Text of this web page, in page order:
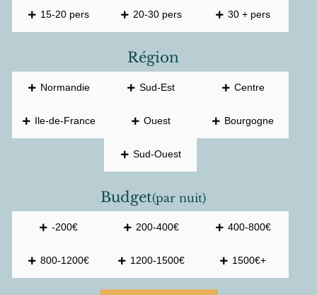
15-20 pers 20-30 pers 30 + pers
Région
Normandie Sud-Est Centre
Ile-de-France Ouest Bourgogne
Sud-Ouest
Budget(par nuit)
-200€ 200-400€ 400-800€
800-1200€ 1200-1500€ 1500€+